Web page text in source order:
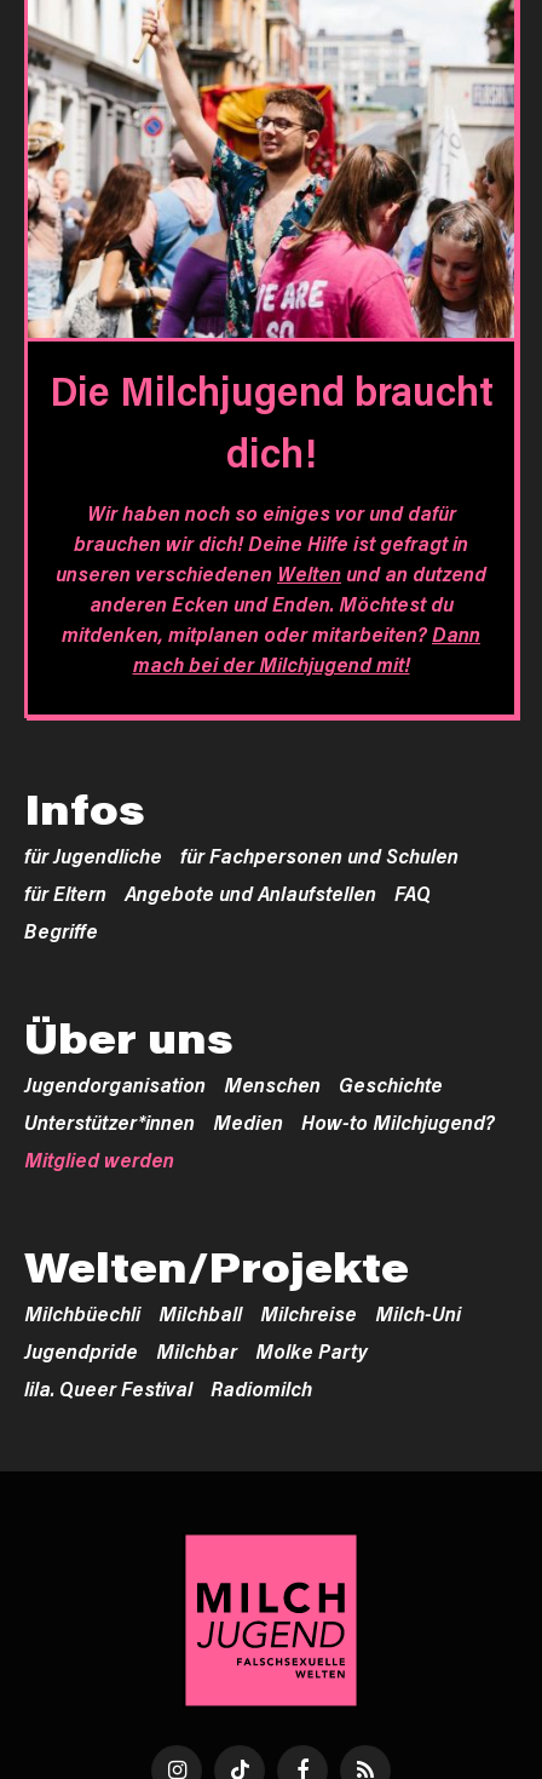
Die Milchjugend braucht
dich!
Wir haben noch so einiges vor und dafür
brauchen wir dich! Deine Hilfe ist gefragt in
unseren verschiedenen Weltenund an dutzend
anderen Ecken und Enden. Möchtest du
mitdenken, mitplanen oder mitarbeiten?Dann
mach bei der Milchjugend mit!
Infos
für Jugendliche
für Fachpersonen und Schulen
für Eltern
Angebote und Anlaufstellen
FAQ
Begriffe
Über uns
Jugendorganisation Menschen
Geschichte
Unterstützer*innen
Medien
How-to Milchjugend?
Mitglied werden
Welten/Projekte
Milchbüechli Milchball Milchreise
Milch-Uni
Jugendpride
Milchbar
Molke Party
lila. Queer Festival
Radiomilch